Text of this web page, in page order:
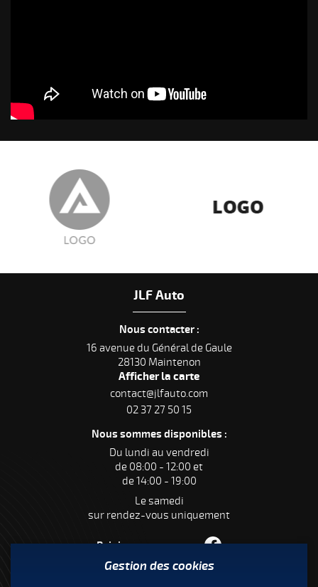
JLF Auto
Nous contacter :
16 avenue du Général de Gaule
28130 Maintenon
Afficher la carte
02 37 27 50 15
Nous sommes disponibles :
Du lundi au vendredi
de 08:00 - 12:00 et
de 14:00 - 19:00
Le samedi
sur rendez-vous uniquement
Rejoignez-nous sur :
Gestion des cookies